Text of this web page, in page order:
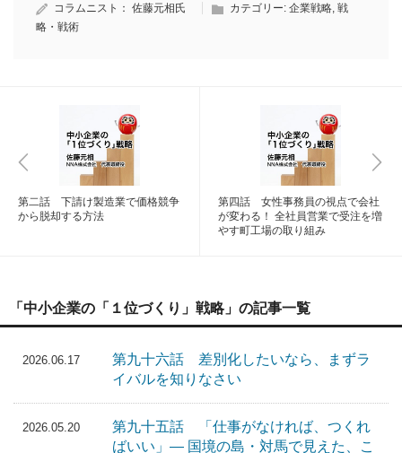
コラムニスト： 佐藤元相氏 カテゴリー: 企業戦略 戦
略・戦術
第二話 下請け製造業で価格競争
から脱却する方法
第四話 女性事務員の視点で会社
が変わる！ 全社員営業で受注を増
やす町工場の取り組み
「中小企業の「１位づくり」戦略」の記事一覧
2026.06.17
第九十六話 差別化したいなら、まずラ
イバルを知りなさい
2026.05.20
第九十五話 「仕事がなければ、つくれ
ばいい」― 国境の島・対馬で見えた、こ